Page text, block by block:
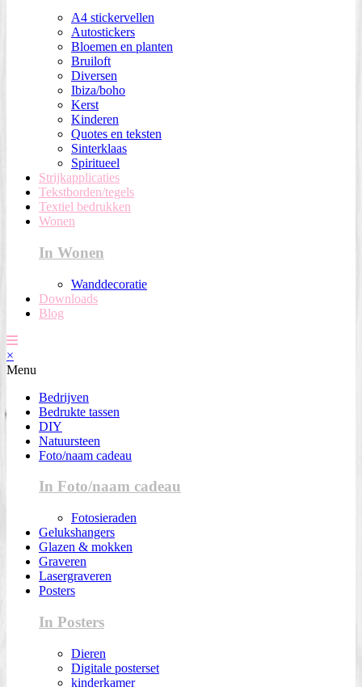
A4 stickervellen
Autostickers
Bloemen en planten
Bruiloft
Diversen
Ibiza/boho
Kerst
Kinderen
Quotes en teksten
Sinterklaas
Spiritueel
Strijkapplicaties
Tekstborden/tegels
Textiel bedrukken
Wonen
In Wonen
Wanddecoratie
Downloads
Blog
×
Menu
Bedrijven
Bedrukte tassen
DIY
Natuursteen
Foto/naam cadeau
In Foto/naam cadeau
Fotosieraden
Gelukshangers
Glazen & mokken
Graveren
Lasergraveren
Posters
In Posters
Dieren
Digitale posterset
kinderkamer